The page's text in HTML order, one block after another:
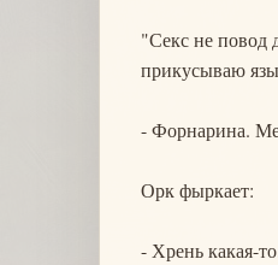
"Секс не повод
прикусываю
- Форнарина.
Орк фыркает:
- Хрень какая-